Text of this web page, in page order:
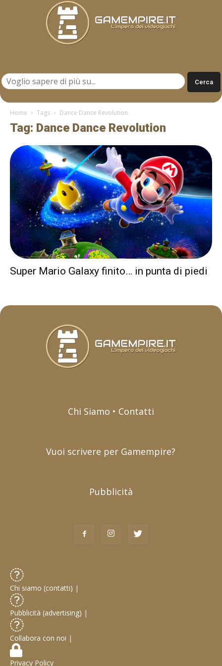
Home Tags Dance Dance Revolution
Tag: Dance Dance Revolution
Super Mario Galaxy finito… in punta di piedi
Chi Siamo • Contatti
Vuoi scrivere per Gamempire?
Pubblicità
Chi siamo (contatti) |
Pubblicità (advertising) |
Collabora con noi |
Privacy Policy